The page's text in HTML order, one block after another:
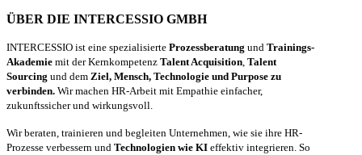
ÜBER DIE INTERCESSIO GMBH
INTERCESSIO ist eine spezialisierte Prozessberatung und Trainings-
Akademie mit der Kernkompetenz Talent Acquisition, Talent
Sourcing und dem Ziel, Mensch, Technologie und Purpose zu
verbinden. Wir machen HR-Arbeit mit Empathie einfacher,
zukunftssicher und wirkungsvoll.
Wir beraten, trainieren und begleiten Unternehmen, wie sie ihre HR-
Prozesse verbessern und Technologien wie KI effektiv integrieren. So